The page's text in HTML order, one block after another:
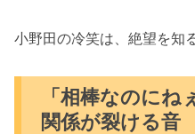
小野田の冷笑は、絶望を知
「相棒なのに
関係が裂ける音